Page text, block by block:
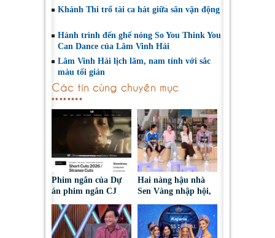
Khánh Thi trổ tài ca hát giữa sân vận động
Hành trình đến ghế nóng So You Think You
Can Dance của Lâm Vinh Hải
Lâm Vinh Hải lịch lãm, nam tính với sắc
màu tối giản
Các tin cùng chuyên mục
Phim ngắn của Dự
án phim ngắn CJ
tiếp tục được đề cử
tại LHP quốc tế
Toronto 2026
Hai nàng hậu nhà
Sen Vàng nhập hội,
cùng Duniverse
chinh phục khán giả